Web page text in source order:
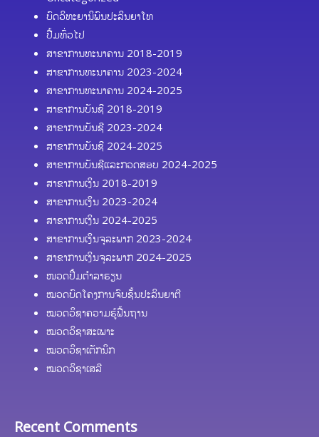
ບົດວິທະຍານິພົນປະລິນຍາໂທ
ປື້ມທົ່ວໄປ
ສາຂາການທະນາຄານ 2018-2019
ສາຂາການທະນາຄານ 2023-2024
ສາຂາການທະນາຄານ 2024-2025
ສາຂາການບັນຊີ 2018-2019
ສາຂາການບັນຊີ 2023-2024
ສາຂາການບັນຊີ 2024-2025
ສາຂາການບັນຊີແລະກວດສອບ 2024-2025
ສາຂາການເງິນ 2018-2019
ສາຂາການເງິນ 2023-2024
ສາຂາການເງິນ 2024-2025
ສາຂາການເງິນຈຸລະພາກ 2023-2024
ສາຂາການເງິນຈຸລະພາກ 2024-2025
ໜວດປຶ້ມຕຳລາຮຽນ
ໝວດບົດໂຄງການຈົບຊັ້ນປະລິນຍາຕີ
ໝວດວິຊາຄວາມຮູ້ຟື້ນຖານ
ໝວດວິຊາສະເພາະ
ໝວດວິຊາເຕັກນິກ
ໝວດວິຊາເສລີ
Recent Comments